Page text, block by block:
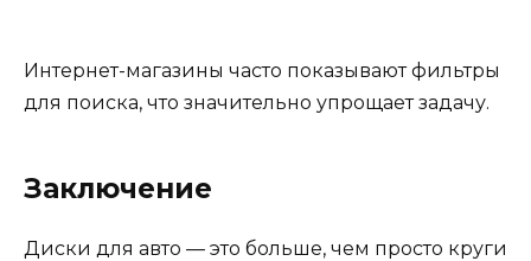
Интернет-магазины часто показывают фильтры
для поиска, что значительно упрощает задачу.
Заключение
Диски для авто — это больше, чем просто круги